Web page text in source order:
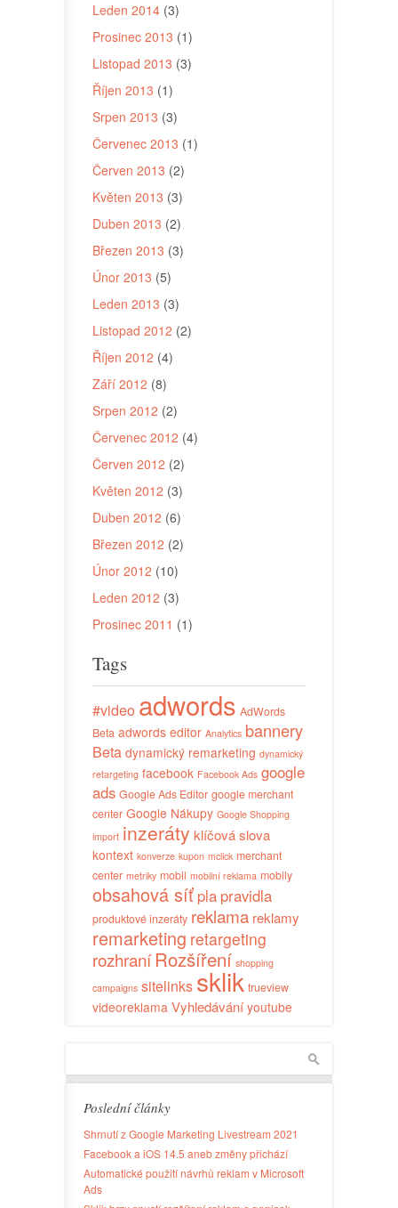
Leden 2014 (3)
Prosinec 2013 (1)
Listopad 2013 (3)
Říjen 2013 (1)
Srpen 2013 (3)
Červenec 2013 (1)
Červen 2013 (2)
Květen 2013 (3)
Duben 2013 (2)
Březen 2013 (3)
Únor 2013 (5)
Leden 2013 (3)
Listopad 2012 (2)
Říjen 2012 (4)
Září 2012 (8)
Srpen 2012 (2)
Červenec 2012 (4)
Červen 2012 (2)
Květen 2012 (3)
Duben 2012 (6)
Březen 2012 (2)
Únor 2012 (10)
Leden 2012 (3)
Prosinec 2011 (1)
Tags
#video adwords AdWords
Beta adwords editor Analytics bannery
Beta dynamický remarketing dynamický
retargeting facebook Facebook Ads google
ads Google Ads Editor google merchant
center Google Nákupy Google Shopping
import inzeráty klíčová slova
kontext konverze kupon mclick merchant
center metriky mobil mobilní reklama mobily
obsahová síť pla pravidla
produktové inzeráty reklama reklamy
remarketing retargeting
rozhraní Rozšíření shopping
campaigns sitelinks sklik trueview
videoreklama Vyhledávání youtube
Poslední články
Shrnutí z Google Marketing Livestream 2021
Facebook a iOS 14.5 aneb změny přichází
Automatické použití návrhů reklam v Microsoft
Ads